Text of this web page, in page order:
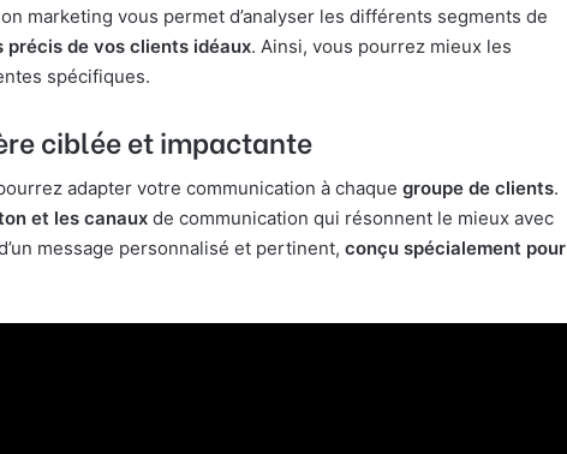
marketing vous permet d’analyser les différents segments de
précis de vos clients idéaux. Ainsi, vous pourrez mieux les
spécifiques.
ciblée et impactante
adapter votre communication à chaque groupe de clients.
et les canaux de communication qui résonnent le mieux avec
message personnalisé et pertinent, conçu spécialement pour